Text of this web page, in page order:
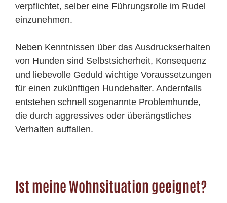
verpflichtet, selber eine Führungsrolle im Rudel
einzunehmen.
Neben Kenntnissen über das Ausdruckserhalten
von Hunden sind Selbstsicherheit, Konsequenz
und liebevolle Geduld wichtige Voraussetzungen
für einen zukünftigen Hundehalter. Andernfalls
entstehen schnell sogenannte Problemhunde,
die durch aggressives oder überängstliches
Verhalten auffallen.
Ist meine Wohnsituation geeignet?